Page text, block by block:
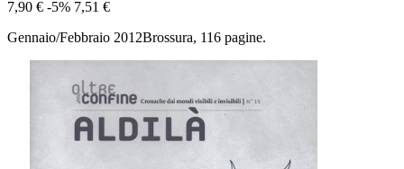
7,90 € -5% 7,51 €
Gennaio/Febbraio 2012Brossura, 116 pagine.